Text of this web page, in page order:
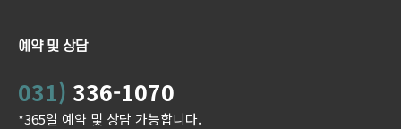
예약 및 상담
031) 336-1070
*365일 예약 및 상담 가능합니다.